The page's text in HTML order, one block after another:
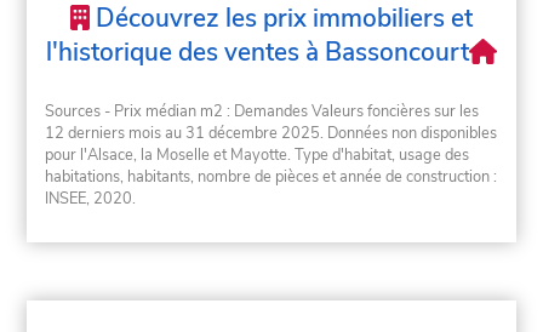
Découvrez les prix immobiliers et
l'historique des ventes à Bassoncourt
Sources - Prix médian m2 : Demandes Valeurs foncières sur les
12 derniers mois au 31 décembre 2025. Données non disponibles
pour l'Alsace, la Moselle et Mayotte. Type d'habitat, usage des
habitations, habitants, nombre de pièces et année de construction :
INSEE, 2020.